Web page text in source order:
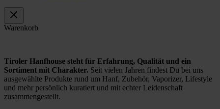
Warenkorb
Tiroler Hanfhouse steht für Erfahrung, Qualität und ein
Sortiment mit Charakter. Seit vielen Jahren findest Du bei uns
ausgewählte Produkte rund um Hanf, Zubehör, Vaporizer, Lifestyle
und mehr persönlich kuratiert und mit echter Leidenschaft
zusammengestellt.